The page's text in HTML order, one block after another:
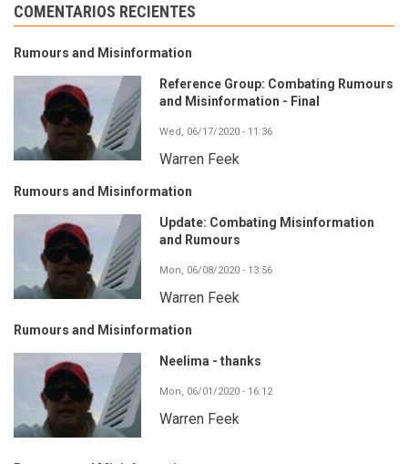
COMENTARIOS RECIENTES
Rumours and Misinformation
Reference Group: Combating Rumours
and Misinformation - Final
Wed, 06/17/2020 - 11:36
Warren Feek
Rumours and Misinformation
Update: Combating Misinformation
and Rumours
Mon, 06/08/2020 - 13:56
Warren Feek
Rumours and Misinformation
Neelima - thanks
Mon, 06/01/2020 - 16:12
Warren Feek